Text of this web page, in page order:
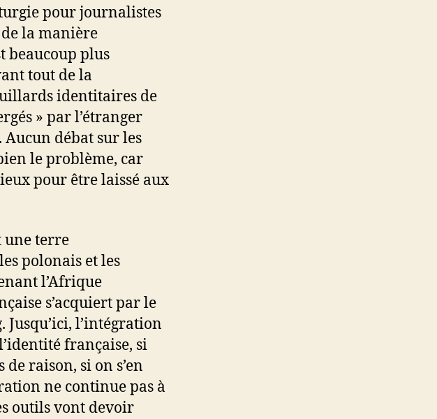
pour journalistes
la manière
beaucoup plus
tout de la
identitaires de
» par l’étranger
débat sur les
le problème, car
pour être laissé aux
une terre
polonais et les
l’Afrique
s’acquiert par le
l’intégration
française, si
raison, si on s’en
ne continue pas à
outils vont devoir